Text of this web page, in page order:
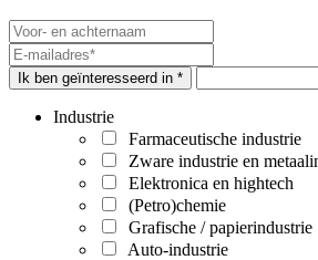
Ik ben geïnteresseerd in *
Industrie
Farmaceutische industrie
Zware industrie en
Elektronica en hightech
(Petro)chemie
Grafische / papierindustrie
Auto-industrie